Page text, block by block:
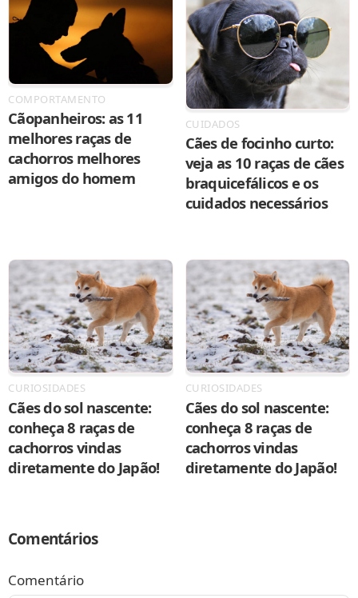
COMPORTAMENTO
Cãopanheiros: as 11
melhores raças de
cachorros melhores
amigos do homem
CUIDADOS
Cães de focinho curto:
veja as 10 raças de cães
braquicefálicos e os
cuidados necessários
CURIOSIDADES
Cães do sol nascente:
conheça 8 raças de
cachorros vindas
diretamente do Japão!
CURIOSIDADES
Cães do sol nascente:
conheça 8 raças de
cachorros vindas
diretamente do Japão!
Comentários
Comentário